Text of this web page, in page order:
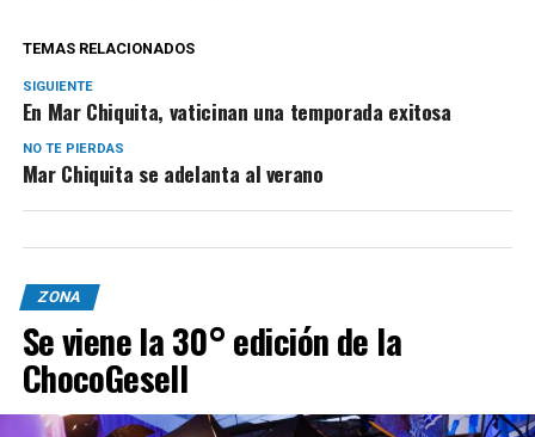
TEMAS RELACIONADOS
SIGUIENTE
En Mar Chiquita, vaticinan una temporada exitosa
NO TE PIERDAS
Mar Chiquita se adelanta al verano
ZONA
Se viene la 30° edición de la
ChocoGesell